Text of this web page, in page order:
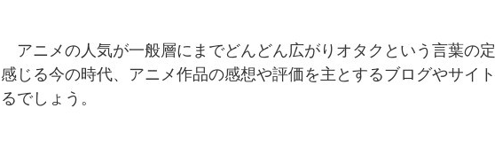
アニメの人気が一般層にまでどんどん広がりオタクという言葉の
感じる今の時代、アニメ作品の感想や評価を主とするブログやサイ
るでしょう。